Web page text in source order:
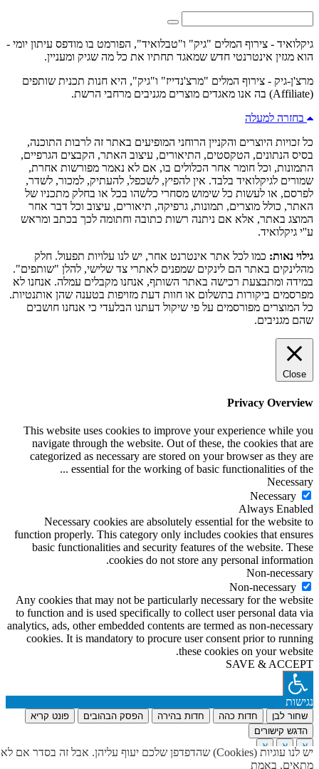
גיקלואיד - צירוף המלים "גיק" ו"טבלואיד", הפורמט בו מודפס עיתון יומי -
הוא מגזין אינטרנטי חדש שמאגד תחתיו את כל מה שגיק ומעניין.
מרצ'ן-גיק - צירוף המלים "מרצ'נדייז" ו"גיק", היא חנות תכנית שותפים
(Affiliate) בה אנו מאגדים מוצרים מגניבים מרחבי הרשת.
בחזרה למעלה
כל זכויות היוצרים והקניין הרוחני המופיעים באתר זה לרבות התוכנה,
בסיס הנתונים, הטקסטים, התיאורים, עיצוב האתר, הקבצים הגרפיים,
התמונות, וכל חומר אחר הכלולים בו, אם לא נאמר מפורשות אחרת,
שמורים לגיקלואיד בלבד. אין להפיץ, לשכפל, להעתיק, למכור, לשדר,
לפרסם, או לעשות כל שימוש מסחרי כלשהו בכל או בחלק מתכניו של
האתר, כולל מוצרים, תמונות, גרפיקה, תיאורים, עיצוב וכל דבר אחר
המוצג באתר, אלא אם ניתנה רשות כתובה וחתומה לכך בכתב ומראש
ע''י גיקלואיד.
גילוי נאות: כמו לכל אתר אינטרנט אחר, יש לנו עלויות תפעול. חלק
מהלינקים באתר הם לינקים שמפנים לאתרי צד שלישי, להלן "שותפים".
במידה ומתבצעת רכישה באתר השותף, אנחנו מקבלים עמלה. אנחנו לא
מפרסמים ביקורות בתשלום או חוות דעת מזויפות בטענה שהן אותנטיות.
כל המוצרים מפורסמים על פי שיקול דעתנו הבלעדי כי אנחנו חושבים
שהם מגניבים.
יש לנו עוגיות (Cookies) שהדפדפן שלכם יעוף עליהן. אבל זה בסדר אם לא
מתאים, באמת
Close
Privacy Overview
This website uses cookies to improve your experience while you
navigate through the website. Out of these, the cookies that are
categorized as necessary are stored on your browser as they are
essential for the working of basic functionalities of the
...
Necessary
Necessary
Always Enabled
Necessary cookies are absolutely essential for the website to
function properly. This category only includes cookies that ensures
basic functionalities and security features of the website. These
cookies do not store any personal information.
Non-necessary
Non-necessary
Any cookies that may not be particularly necessary for the website
to function and is used specifically to collect user personal data via
analytics, ads, other embedded contents are termed as non-necessary
cookies. It is mandatory to procure user consent prior to running
these cookies on your website.
SAVE & ACCEPT
נגישות
שחור לבן חדות כהה חדות בהירה הפסק הבהובים
פונט קריא
הדגש קישורים
א
א א
הפסק נגישות